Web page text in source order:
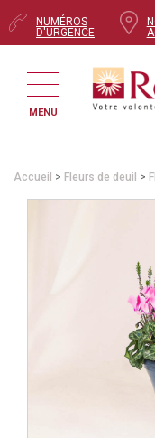
NUMÉROS
D'URGENCE
MENU
Accueil > Fleurs de deuil >